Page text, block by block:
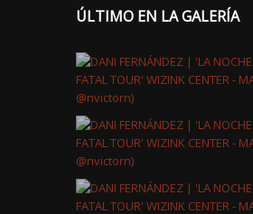
ÚLTIMO EN LA GALERÍA